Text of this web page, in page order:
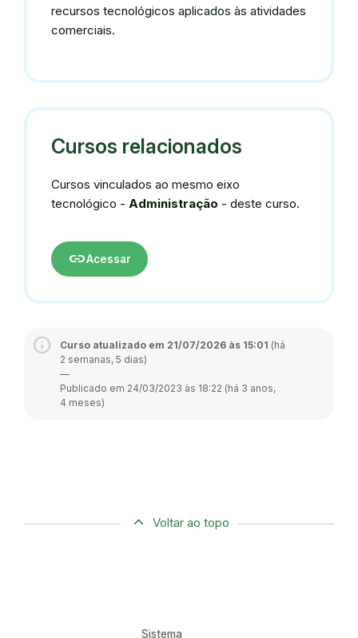
recursos tecnológicos aplicados às atividades
comerciais.
Cursos relacionados
Cursos vinculados ao mesmo eixo
tecnológico - Administração - deste curso.
linkAcessar
Curso atualizado em 21/07/2026 às 15:01 (há
2 semanas, 5 dias)
—
Publicado em 24/03/2023 às 18:22 (há 3 anos,
4 meses)
Voltar ao topo
Sistema